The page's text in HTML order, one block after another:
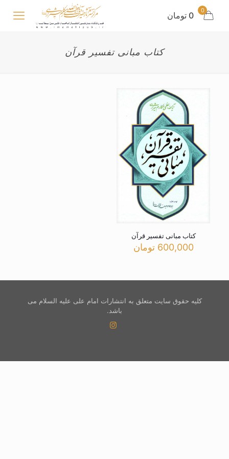
0 0 تومان
کتاب مبانی تفسیر قرآن
کتاب مبانی تفسیر قرآن
600,000 تومان
کلیه حقوق سایت متعلق به انتشارات امام علی علیه السلام می
باشد.